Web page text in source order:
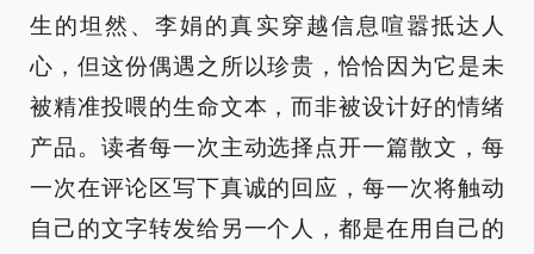
生的坦然、李娟的真实穿越信息喧嚣抵达人
心，但这份偶遇之所以珍贵，恰恰因为它是未
被精准投喂的生命文本，而非被设计好的情绪
产品。读者每一次主动选择点开一篇散文，每
一次在评论区写下真诚的回应，每一次将触动
自己的文字转发给另一个人，都是在用自己的